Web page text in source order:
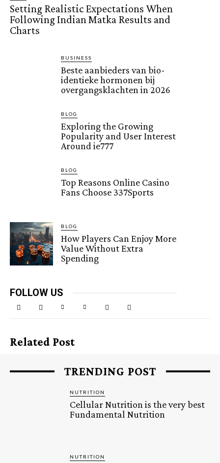
Setting Realistic Expectations When
Following Indian Matka Results and
Charts
BUSINESS
Beste aanbieders van bio-
identieke hormonen bij
overgangsklachten in 2026
BLOG
Exploring the Growing
Popularity and User Interest
Around ie777
BLOG
Top Reasons Online Casino
Fans Choose 337Sports
BLOG
How Players Can Enjoy More
Value Without Extra
Spending
FOLLOW US
Related Post
TRENDING POST
NUTRITION
Cellular Nutrition is the very best
Fundamental Nutrition
NUTRITION